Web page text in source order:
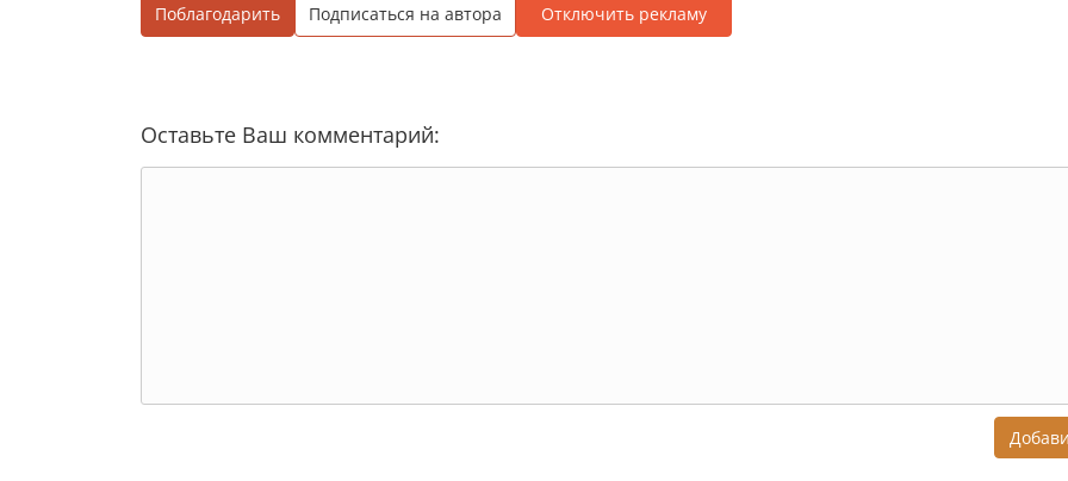
Поблагодарить Подписаться на автора Отключить рекламу
Оставьте Ваш комментарий: